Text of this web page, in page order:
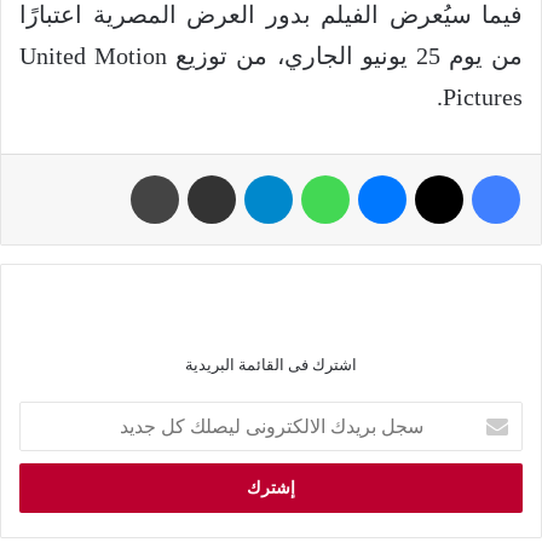
فيما سيُعرض الفيلم بدور العرض المصرية اعتبارًا
من يوم 25 يونيو الجاري، من توزيع United Motion
Pictures.
اشترك فى القائمة البريدية